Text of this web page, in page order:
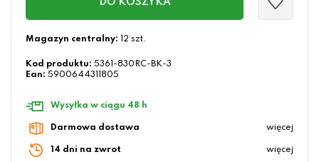
DO KOSZYKA
Magazyn centralny: 12 szt.
Kod produktu: 5361-830RC-BK-3
Ean: 5900644311805
Wysyłka w ciągu 48 h
Darmowa dostawa więcej
14 dni na zwrot więcej